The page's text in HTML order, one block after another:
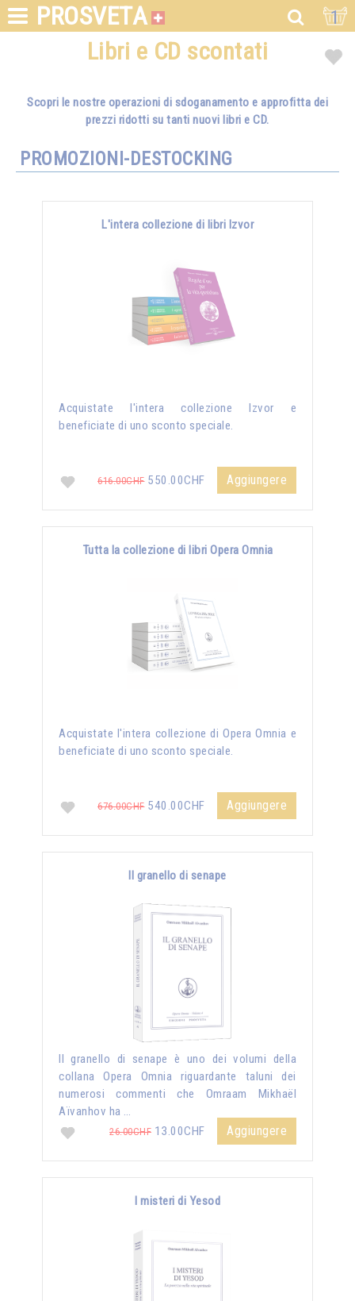
PROSVETA 1
Libri e CD scontati
Scopri le nostre operazioni di sdoganamento e approfitta dei
prezzi ridotti su tanti nuovi libri e CD.
PROMOZIONI-DESTOCKING
L'intera collezione di libri Izvor
Acquistate l'intera collezione Izvor e
beneficiate di uno sconto speciale.
616.00CHF550.00CHF Aggiungere
Tutta la collezione di libri Opera Omnia
Acquistate l'intera collezione di Opera Omnia e
beneficiate di uno sconto speciale.
676.00CHF540.00CHF Aggiungere
Il granello di senape
Il granello di senape è uno dei volumi della
collana Opera Omnia riguardante taluni dei
numerosi commenti che Omraam Mikhaël
Aïvanhov ha …
26.00CHF 13.00CHF Aggiungere
I misteri di Yesod